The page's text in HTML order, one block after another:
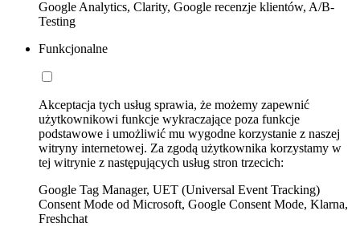
Google Analytics, Clarity, Google recenzje klientów, A/B-
Testing
Funkcjonalne
Akceptacja tych usług sprawia, że możemy zapewnić
użytkownikowi funkcje wykraczające poza funkcje
podstawowe i umożliwić mu wygodne korzystanie z naszej
witryny internetowej. Za zgodą użytkownika korzystamy w
tej witrynie z następujących usług stron trzecich:
Google Tag Manager, UET (Universal Event Tracking)
Consent Mode od Microsoft, Google Consent Mode, Klarna,
Freshchat